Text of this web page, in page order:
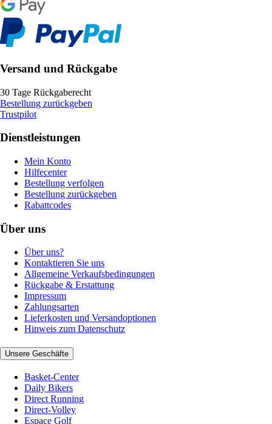
Versand und Rückgabe
30 Tage Rückgaberecht
Bestellung zurückgeben
Trustpilot
Dienstleistungen
Mein Konto
Hilfecenter
Bestellung verfolgen
Bestellung zurückgeben
Rabattcodes
Über uns
Über uns?
Kontaktieren Sie uns
Allgemeine Verkaufsbedingungen
Rückgabe & Erstattung
Impressum
Zahlungsarten
Lieferkosten und Versandoptionen
Hinweis zum Datenschutz
Unsere Geschäfte
Basket-Center
Daily Bikers
Direct Running
Direct-Volley
Espace Golf